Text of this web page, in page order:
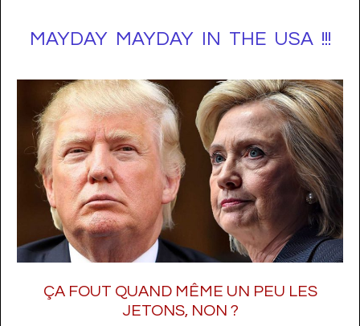
MAYDAY MAYDAY IN THE USA !!!
ÇA FOUT QUAND MÊME UN PEU LES
JETONS, NON ?